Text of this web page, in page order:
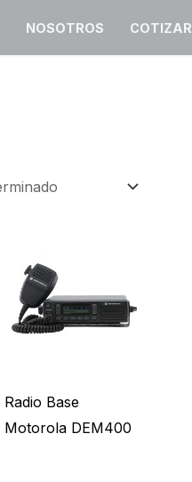
NOSOTROS COTIZAR
Radio Base
Motorola DEM400